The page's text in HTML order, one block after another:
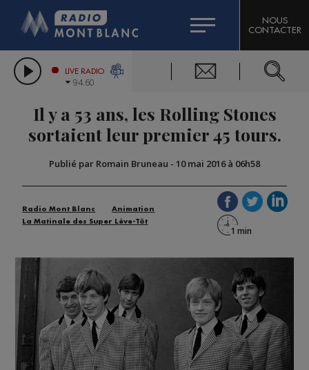
LES CHRONIQUES DE L'EXPERT
CITIZEN MACHINERY
GRAND MASSIF DOMAINES SKIABLES
BIGARD
COMPAGNIE DU MONT-BLANC
NOUS
CONTACTER
LIVE RADIO
94.60
Il y a 53 ans, les Rolling Stones
sortaient leur premier 45 tours.
Publié par Romain Bruneau - 10 mai 2016 à 06h58
Radio Mont Blanc
Animation
La Matinale des Super Lève-Tôt